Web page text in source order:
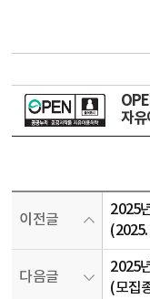
자
이전글
2025
다음글
2025
(모집